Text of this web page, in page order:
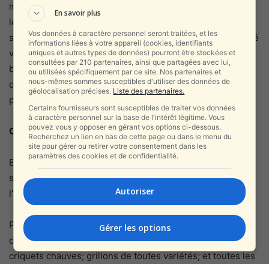
mois. Les insectes ont été attrapés par les Yéménites qui
les mangent traditionnellement rôtis comme une protéine
servis avec du riz et des légumes. Des agriculteurs ont été
vus vendre leurs prises fraîches sur des stands en
bordure de route. Les Yéménites affirment que manger
des criquets a des avantages pour la santé, notamment
pour soulager le diabète et l’hypertension.
CRIQUETS CASHER
Bien que la consommation humaine d’insectes soit
strictement interdite par la Torah, les criquets sont
l’exception notable et sont casher.
Parmi ceux-ci, vous pouvez manger ce qui suit: des
criquets de toutes les variétés; toutes les variétés de
criquets chauves; grillons de toutes variétés; et toutes les
En savoir plus
Vos données à caractère personnel seront traitées, et les
informations liées à votre appareil (cookies, identifiants
uniques et autres types de données) pourront être stockées et
consultées par 210 partenaires, ainsi que partagées avec lui,
ou utilisées spécifiquement par ce site. Nos partenaires et
nous-mêmes sommes susceptibles d'utiliser des données de
géolocalisation précises. Liste des partenaires.
Certains fournisseurs sont susceptibles de traiter vos données
à caractère personnel sur la base de l'intérêt légitime. Vous
pouvez vous y opposer en gérant vos options ci-dessous.
Recherchez un lien en bas de cette page ou dans le menu du
site pour gérer ou retirer votre consentement dans les
paramètres des cookies et de confidentialité.
Autoriser
Gérer les options